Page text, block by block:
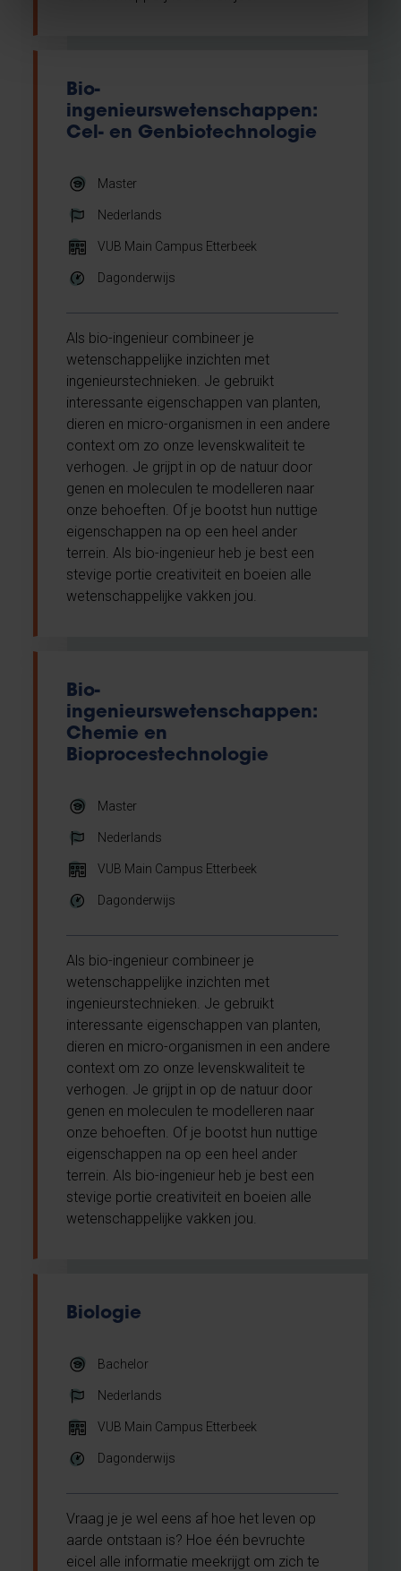
Bio-
ingenieurswetenschappen:
Cel- en Genbiotechnologie
Master
Nederlands
VUB Main Campus Etterbeek
Dagonderwijs
Als bio-ingenieur combineer je
wetenschappelijke inzichten met
ingenieurstechnieken. Je gebruikt
interessante eigenschappen van planten,
dieren en micro-organismen in een andere
context om zo onze levenskwaliteit te
verhogen. Je grijpt in op de natuur door
genen en moleculen te modelleren naar
onze behoeften. Of je bootst hun nuttige
eigenschappen na op een heel ander
terrein. Als bio-ingenieur heb je best een
stevige portie creativiteit en boeien alle
wetenschappelijke vakken jou.
Bio-
ingenieurswetenschappen:
Chemie en
Bioprocestechnologie
Master
Nederlands
VUB Main Campus Etterbeek
Dagonderwijs
Als bio-ingenieur combineer je
wetenschappelijke inzichten met
ingenieurstechnieken. Je gebruikt
interessante eigenschappen van planten,
dieren en micro-organismen in een andere
context om zo onze levenskwaliteit te
verhogen. Je grijpt in op de natuur door
genen en moleculen te modelleren naar
onze behoeften. Of je bootst hun nuttige
eigenschappen na op een heel ander
terrein. Als bio-ingenieur heb je best een
stevige portie creativiteit en boeien alle
wetenschappelijke vakken jou.
Biologie
Bachelor
Nederlands
VUB Main Campus Etterbeek
Dagonderwijs
Vraag je je wel eens af hoe het leven op
aarde ontstaan is? Hoe één bevruchte
eicel alle informatie meekrijgt om zich te